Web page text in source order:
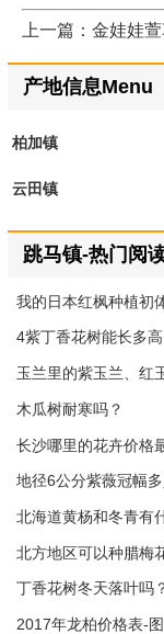
产地信息Menu
柏加镇
云田镇
跳马镇-热门阅
我的日本红枫种植初
4紫丁香花树能长多高
玉兰里的紫玉兰、红
木瓜树耐寒吗？
长沙哪里的花卉价格
地径6公分紫薇冠幅多
北海道黄杨和冬青有
北方地区可以种腊梅
丁香花树冬天落叶吗
2017年龙柏价格表-